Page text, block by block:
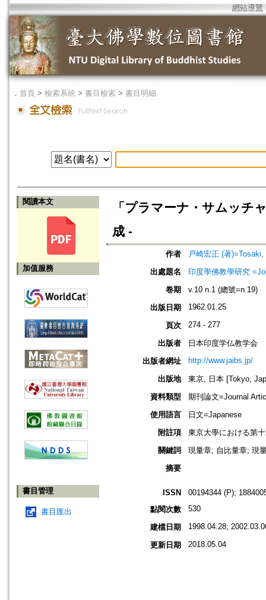
網站導覽
． 首頁 > 檢索系統 > 書目檢索 > 書目明細
閱讀本文
加值服務
書目管理
書目匯出
「プラマーナ・サムッチ
成 -
作者
戸崎宏正 (著
出處題名
印度學佛教學研究
卷期
v.10 n.1 (總號=n.19)
出版日期
1962.01.25
頁次 274 - 277
出版者
日本印度学仏教学会
出版者網址
http://www.jaibs.jp/
出版地
東京, 日本 [Tokyo,
資料類型
期刊論文=Journal
使用語言
日文=Japanese
附註項
東京大學における第
關鍵詞
現量章; 自比量章; 現
摘要
ISSN
00194344 (P);
點閱次數
530
建檔日期 1998.04.28;
更新日期 2018.05.04